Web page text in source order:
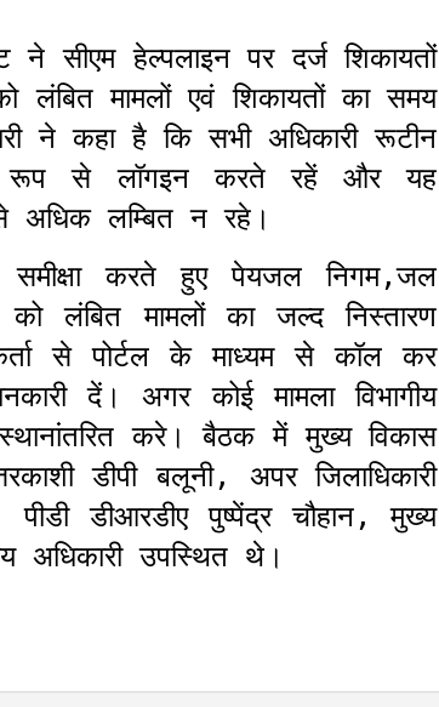
ने सीएम हेल्पलाइन पर दर्ज शिकायतों
लंबित मामलों एवं शिकायतों का समय
ने कहा है कि सभी अधिकारी रूटीन
रूप से लॉगइन करते रहें और यह
अधिक लम्बित न रहे।
समीक्षा करते हुए पेयजल निगम,जल
को लंबित मामलों का जल्द निस्तारण
से पोर्टल के माध्यम से कॉल कर
दें। अगर कोई मामला विभागीय
करे। बैठक में मुख्य विकास
डीपी बलूनी, अपर जिलाधिकारी
डीआरडीए पुष्पेंद्र चौहान, मुख्य
अधिकारी उपस्थित थे।